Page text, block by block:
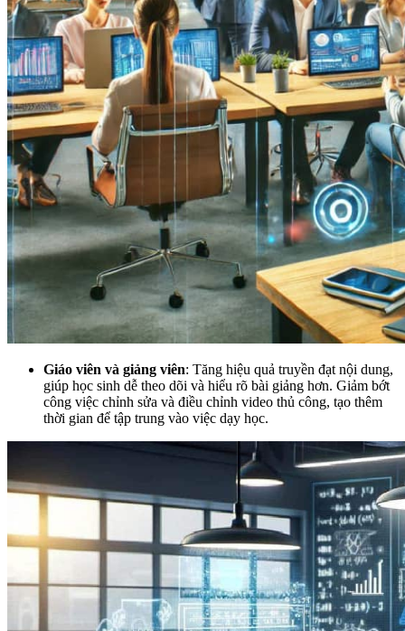
Giáo viên và giảng viên: Tăng hiệu quả truyền đạt nội dung,
giúp học sinh dễ theo dõi và hiểu rõ bài giảng hơn. Giảm bớt
công việc chỉnh sửa và điều chỉnh video thủ công, tạo thêm
thời gian để tập trung vào việc dạy học.